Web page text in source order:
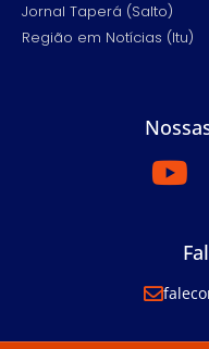
Jornal Taperá (Salto)
Região em Notícias (Itu)